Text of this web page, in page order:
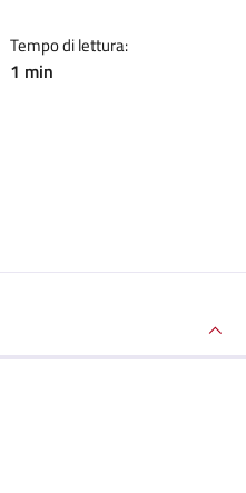
Tempo di lettura:
1 min